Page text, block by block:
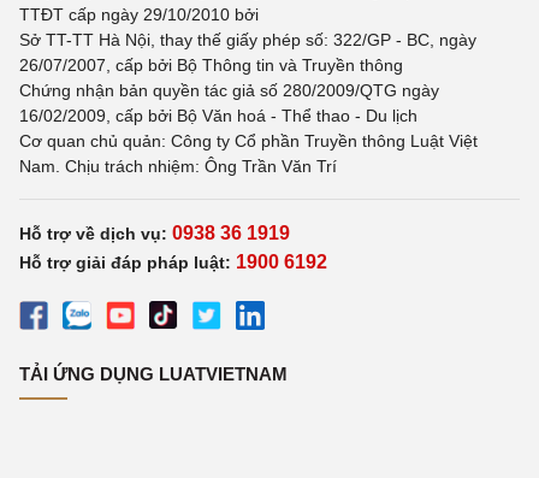
TTĐT cấp ngày 29/10/2010 bởi
Sở TT-TT Hà Nội, thay thế giấy phép số: 322/GP - BC, ngày
26/07/2007, cấp bởi Bộ Thông tin và Truyền thông
Chứng nhận bản quyền tác giả số 280/2009/QTG ngày
16/02/2009, cấp bởi Bộ Văn hoá - Thể thao - Du lịch
Cơ quan chủ quản: Công ty Cổ phần Truyền thông Luật Việt
Nam. Chịu trách nhiệm: Ông Trần Văn Trí
Hỗ trợ về dịch vụ: 0938 36 1919
Hỗ trợ giải đáp pháp luật: 1900 6192
TẢI ỨNG DỤNG LUATVIETNAM